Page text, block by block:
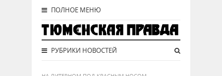
ПОЛНОЕ МЕНЮ
РУБРИКИ НОВОСТЕЙ